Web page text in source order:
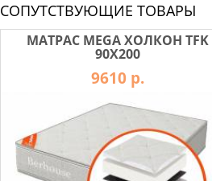
СОПУТСТВУЮЩИЕ ТОВАРЫ
МАТРАС MEGA ХОЛКОН TFK
90Х200
9610 р.